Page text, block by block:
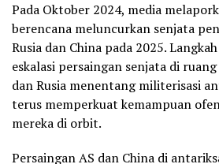
Pada Oktober 2024, media
berencana meluncurkan senjata
Rusia dan China pada 2025.
eskalasi persaingan senjata di
dan Rusia menentang militerisasi
terus memperkuat kemampuan
mereka di orbit.
Persaingan AS dan China di